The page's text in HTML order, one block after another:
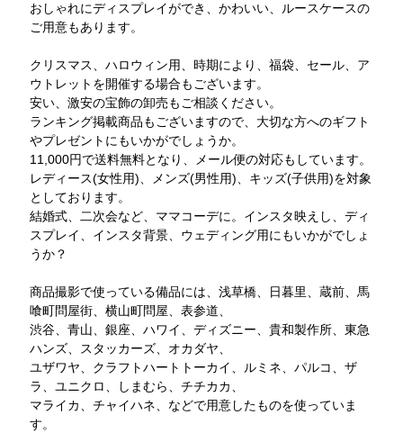
おしゃれにディスプレイができ、かわいい、ルースケースの
ご用意もあります。
クリスマス、ハロウィン用、時期により、福袋、セール、ア
ウトレットを開催する場合もございます。
安い、激安の宝飾の卸売もご相談ください。
ランキング掲載商品もございますので、大切な方へのギフト
やプレゼントにもいかがでしょうか。
11,000円で送料無料となり、メール便の対応もしています。
レディース(女性用)、メンズ(男性用)、キッズ(子供用)を対象
としております。
結婚式、二次会など、ママコーデに。インスタ映えし、ディ
スプレイ、インスタ背景、ウェディング用にもいかがでしょ
うか？
商品撮影で使っている備品には、浅草橋、日暮里、蔵前、馬
喰町問屋街、横山町問屋、表参道、
渋谷、青山、銀座、ハワイ、ディズニー、貴和製作所、東急
ハンズ、スタッカーズ、オカダヤ、
ユザワヤ、クラフトハートトーカイ、ルミネ、パルコ、ザ
ラ、ユニクロ、しまむら、チチカカ、
マライカ、チャイハネ、などで用意したものを使っていま
す。